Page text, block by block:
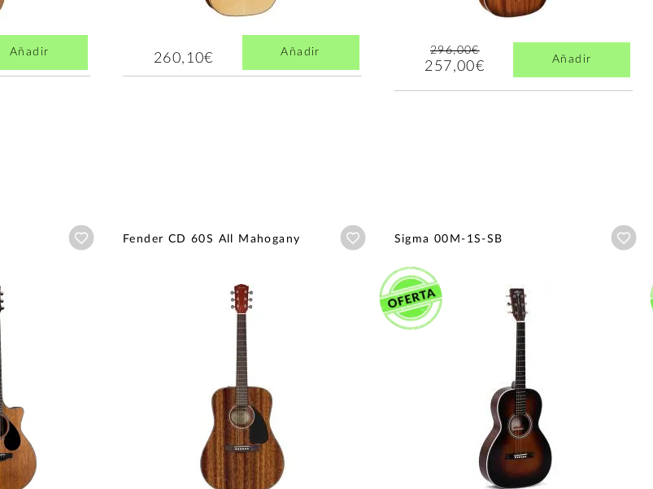
Añadir 260,10€ Añadir 296,00€
257,00€ Añadir
Añadir a wishlist
Fender CD 60S All Mahogany Añadir a wishlist
Sigma 00M-1S-SB